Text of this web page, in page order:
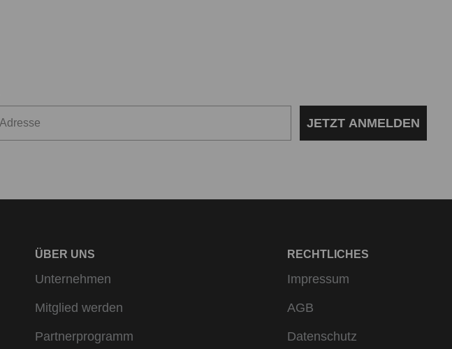
JETZT ANMELDEN
ÜBER UNS
Unternehmen
Mitglied werden
Partnerprogramm
RECHTLICHES
Impressum
AGB
Datenschutz